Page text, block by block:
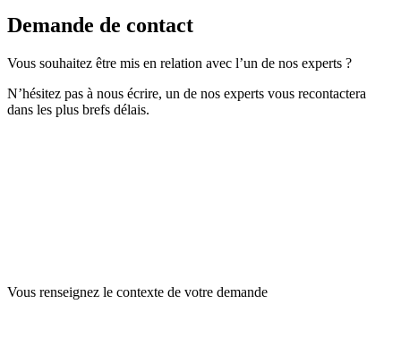
Demande de contact
Vous souhaitez être mis en relation avec l’un de nos experts ?
N’hésitez pas à nous écrire, un de nos experts vous recontactera
dans les plus brefs délais.
Vous renseignez le contexte de votre demande